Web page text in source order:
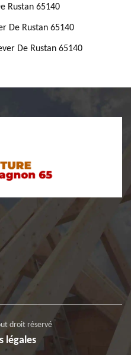
Rustan 65140
De Rustan 65140
De Rustan 65140
droit réservé
légales